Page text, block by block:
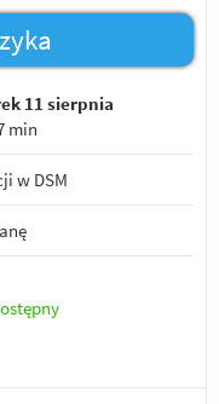
11 sierpnia
min
w DSM